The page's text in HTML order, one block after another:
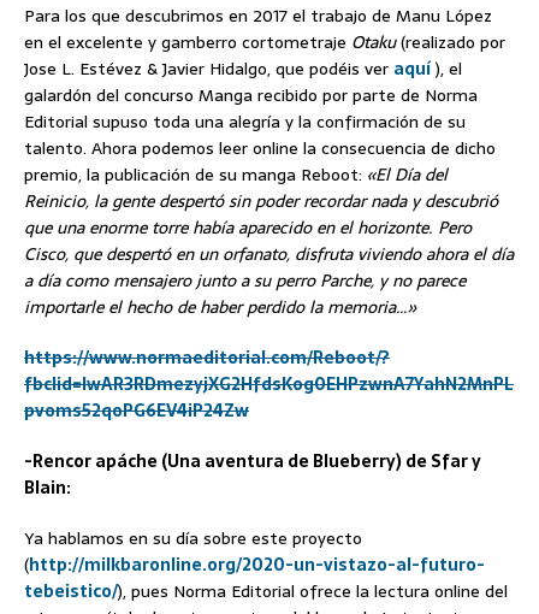
Para los que descubrimos en 2017 el trabajo de Manu López
en el excelente y gamberro cortometraje Otaku(realizado por
Jose L. Estévez & Javier Hidalgo, que podéis ver aquí), el
galardón del concurso Manga recibido por parte de Norma
Editorial supuso toda una alegría y la confirmación de su
talento. Ahora podemos leer online la consecuencia de dicho
premio, la publicación de su manga Reboot: «El Día del
Reinicio, la gente despertó sin poder recordar nada y descubrió
que una enorme torre había aparecido en el horizonte. Pero
Cisco, que despertó en un orfanato, disfruta viviendo ahora el día
a día como mensajero junto a su perro Parche, y no parece
importarle el hecho de haber perdido la memoria…»
https://www.normaeditorial.com/Reboot/?
fbclid=IwAR3RDmezyjXG2HfdsKog0EHPzwnA7YahN2MnPL
pvoms52qoPG6EV4iP24Zw
-Rencor apáche (Una aventura de Blueberry) de Sfar y
Blain:
Ya hablamos en su día sobre este proyecto
(http://milkbaronline.org/2020-un-vistazo-al-futuro-
tebeistico/), pues Norma Editorial ofrece la lectura online del